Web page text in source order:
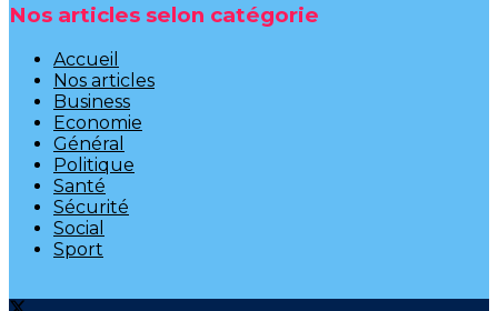
Nos articles selon catégorie
Accueil
Nos articles
Business
Economie
Général
Politique
Santé
Sécurité
Social
Sport